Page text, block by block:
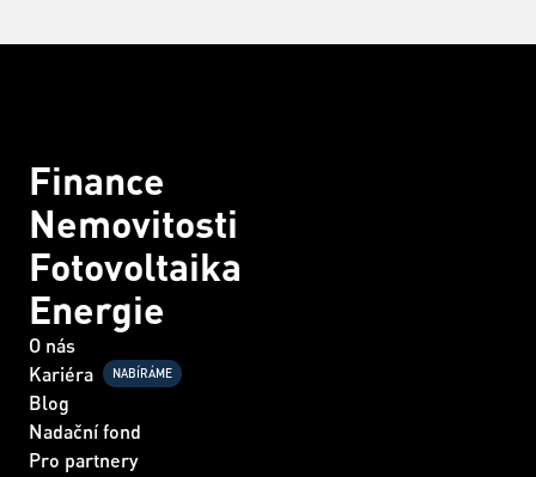
Finance
Nemovitosti
Fotovoltaika
Energie
O nás
Kariéra
NABÍRÁME
Blog
Nadační fond
Pro partnery